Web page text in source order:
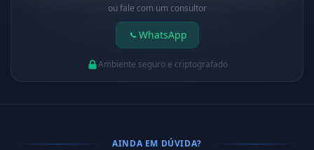
ou fale com um consultor
WhatsApp
Ambiente seguro e criptografado
AINDA EM DÚVIDA?